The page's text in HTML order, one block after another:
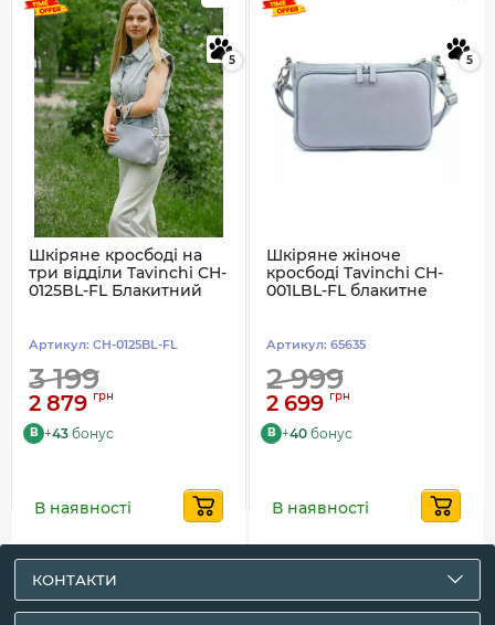
5
Шкіряне кросбоді на
три відділи Tavinchi CH-
0125BL-FL Блакитний
Артикул: CH-0125BL-FL
3 199
2 879 грн
B +43 бонус
В наявності
5
Шкіряне жіноче
кросбоді Tavinchi CH-
001LBL-FL блакитне
Артикул: 65635
2 999
2 699 грн
B +40 бонус
В наявності
КОНТАКТИ